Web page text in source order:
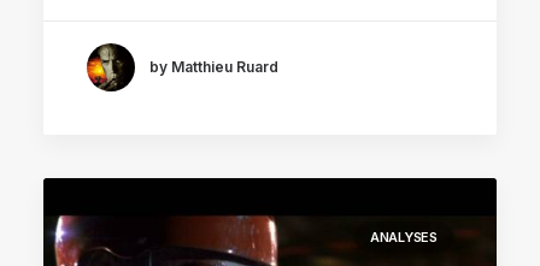
by Matthieu Ruard
ANALYSES